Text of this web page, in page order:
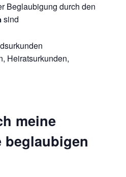
Beglaubigung durch den
sind
Heiratsurkunden,
meine
beglaubigen